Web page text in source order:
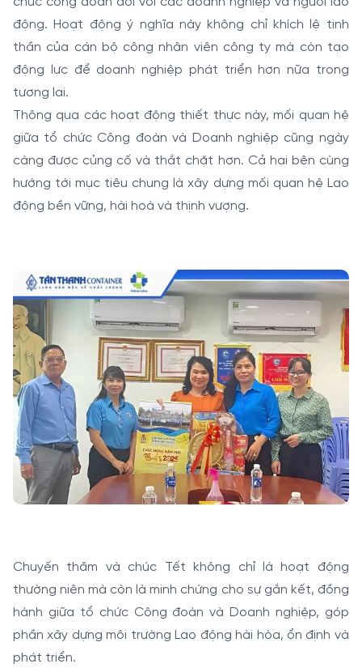
động. Hoạt động ý nghĩa này không chỉ khích lệ tinh
thần của cán bộ công nhân viên công ty mà còn tạo
động lực để doanh nghiệp phát triển hơn nữa trong
tương lai.
Thông qua các hoạt động thiết thực này, mối quan hệ
giữa tổ chức Công đoàn và Doanh nghiệp cũng ngày
càng được củng cố và thắt chặt hơn. Cả hai bên cùng
hướng tới mục tiêu chung là xây dựng mối quan hệ Lao
động bền vững, hài hoà và thịnh vượng.
Chuyến thăm và chúc Tết không chỉ là hoạt động
thường niên mà còn là minh chứng cho sự gắn kết, đồng
hành giữa tổ chức Công đoàn và Doanh nghiệp, góp
phần xây dựng môi trường Lao động hài hòa, ổn định và
phát triển.